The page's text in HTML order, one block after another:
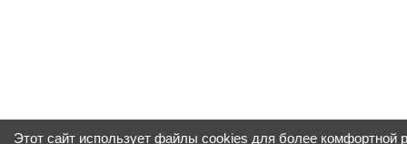
Этот сайт использует файлы cookies для более комфортной